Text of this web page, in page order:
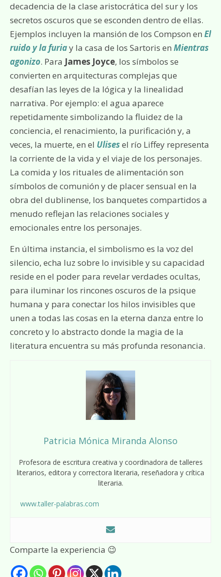
decadencia de la clase aristocrática del sur y los
secretos oscuros que se esconden dentro de ellas.
Ejemplos incluyen la mansión de los Compson en El
ruido y la furiay la casa de los Sartoris en Mientras
agonizo. Para James Joyce, los símbolos se
convierten en arquitecturas complejas que
desafían las leyes de la lógica y la linealidad
narrativa. Por ejemplo: el agua aparece
repetidamente simbolizando la fluidez de la
conciencia, el renacimiento, la purificación y, a
veces, la muerte, en el Ulisesel río Liffey representa
la corriente de la vida y el viaje de los personajes.
La comida y los rituales de alimentación son
símbolos de comunión y de placer sensual en la
obra del dublinense, los banquetes compartidos a
menudo reflejan las relaciones sociales y
emocionales entre los personajes.
En última instancia, el simbolismo es la voz del
silencio, echa luz sobre lo invisible y su capacidad
reside en el poder para revelar verdades ocultas,
para iluminar los rincones oscuros de la psique
humana y para conectar los hilos invisibles que
unen a todas las cosas en la eterna danza entre lo
concreto y lo abstracto donde la magia de la
literatura encuentra su más profunda resonancia.
Patricia Mónica Miranda Alonso
Profesora de escritura creativa y coordinadora de talleres
literarios, editora y correctora literaria, reseñadora y crítica
literaria.
www.taller-palabras.com
Comparte la experiencia 😉